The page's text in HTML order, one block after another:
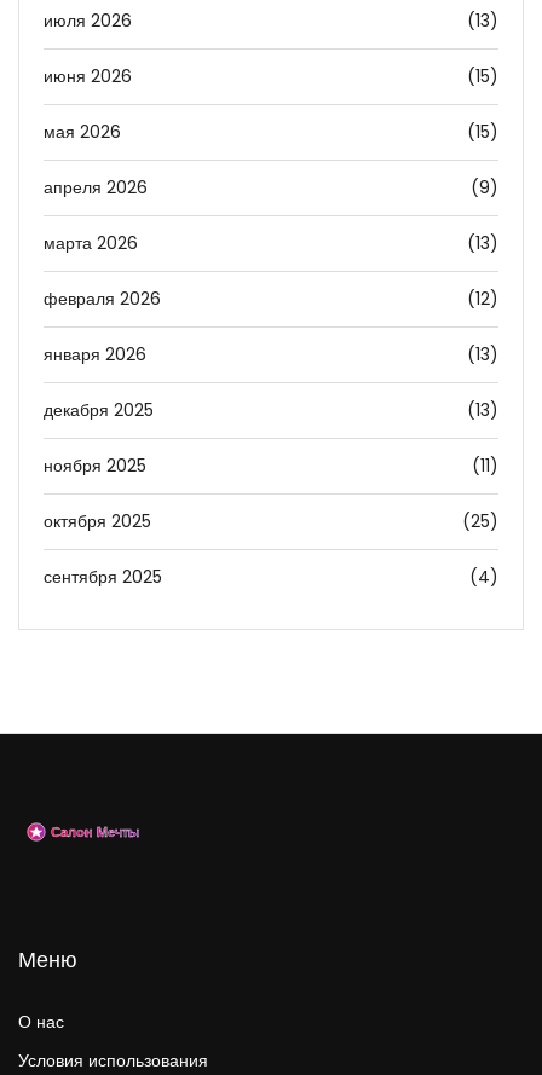
июля 2026 (13)
июня 2026 (15)
мая 2026 (15)
апреля 2026 (9)
марта 2026 (13)
февраля 2026 (12)
января 2026 (13)
декабря 2025 (13)
ноября 2025 (11)
октября 2025 (25)
сентября 2025 (4)
Меню
О нас
Условия использования